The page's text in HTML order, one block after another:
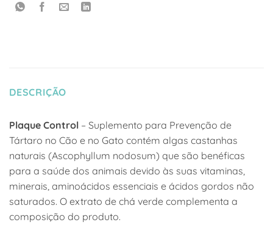
DESCRIÇÃO
Plaque Control – Suplemento para Prevenção de
Tártaro no Cão e no Gato contém algas castanhas
naturais (Ascophyllum nodosum) que são benéficas
para a saúde dos animais devido às suas vitaminas,
minerais, aminoácidos essenciais e ácidos gordos não
saturados. O extrato de chá verde complementa a
composição do produto.